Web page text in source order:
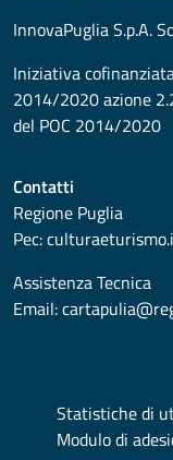
InnovaPuglia S.p.A.
Iniziativa
2014/2020 azione
del POC 2014/2020
Contatti
Regione Puglia
Pec:
Assistenza Tecnica
Email:
Statistiche di
Modulo di